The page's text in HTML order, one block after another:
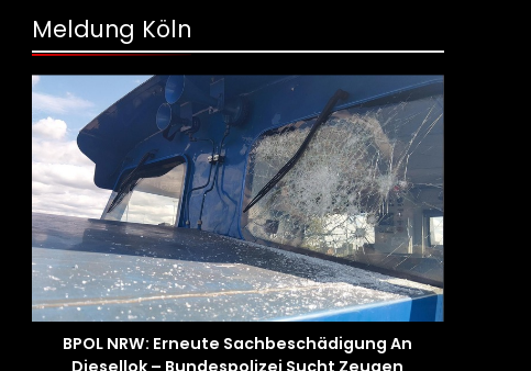
Meldung Köln
BPOL NRW: Erneute Sachbeschädigung An